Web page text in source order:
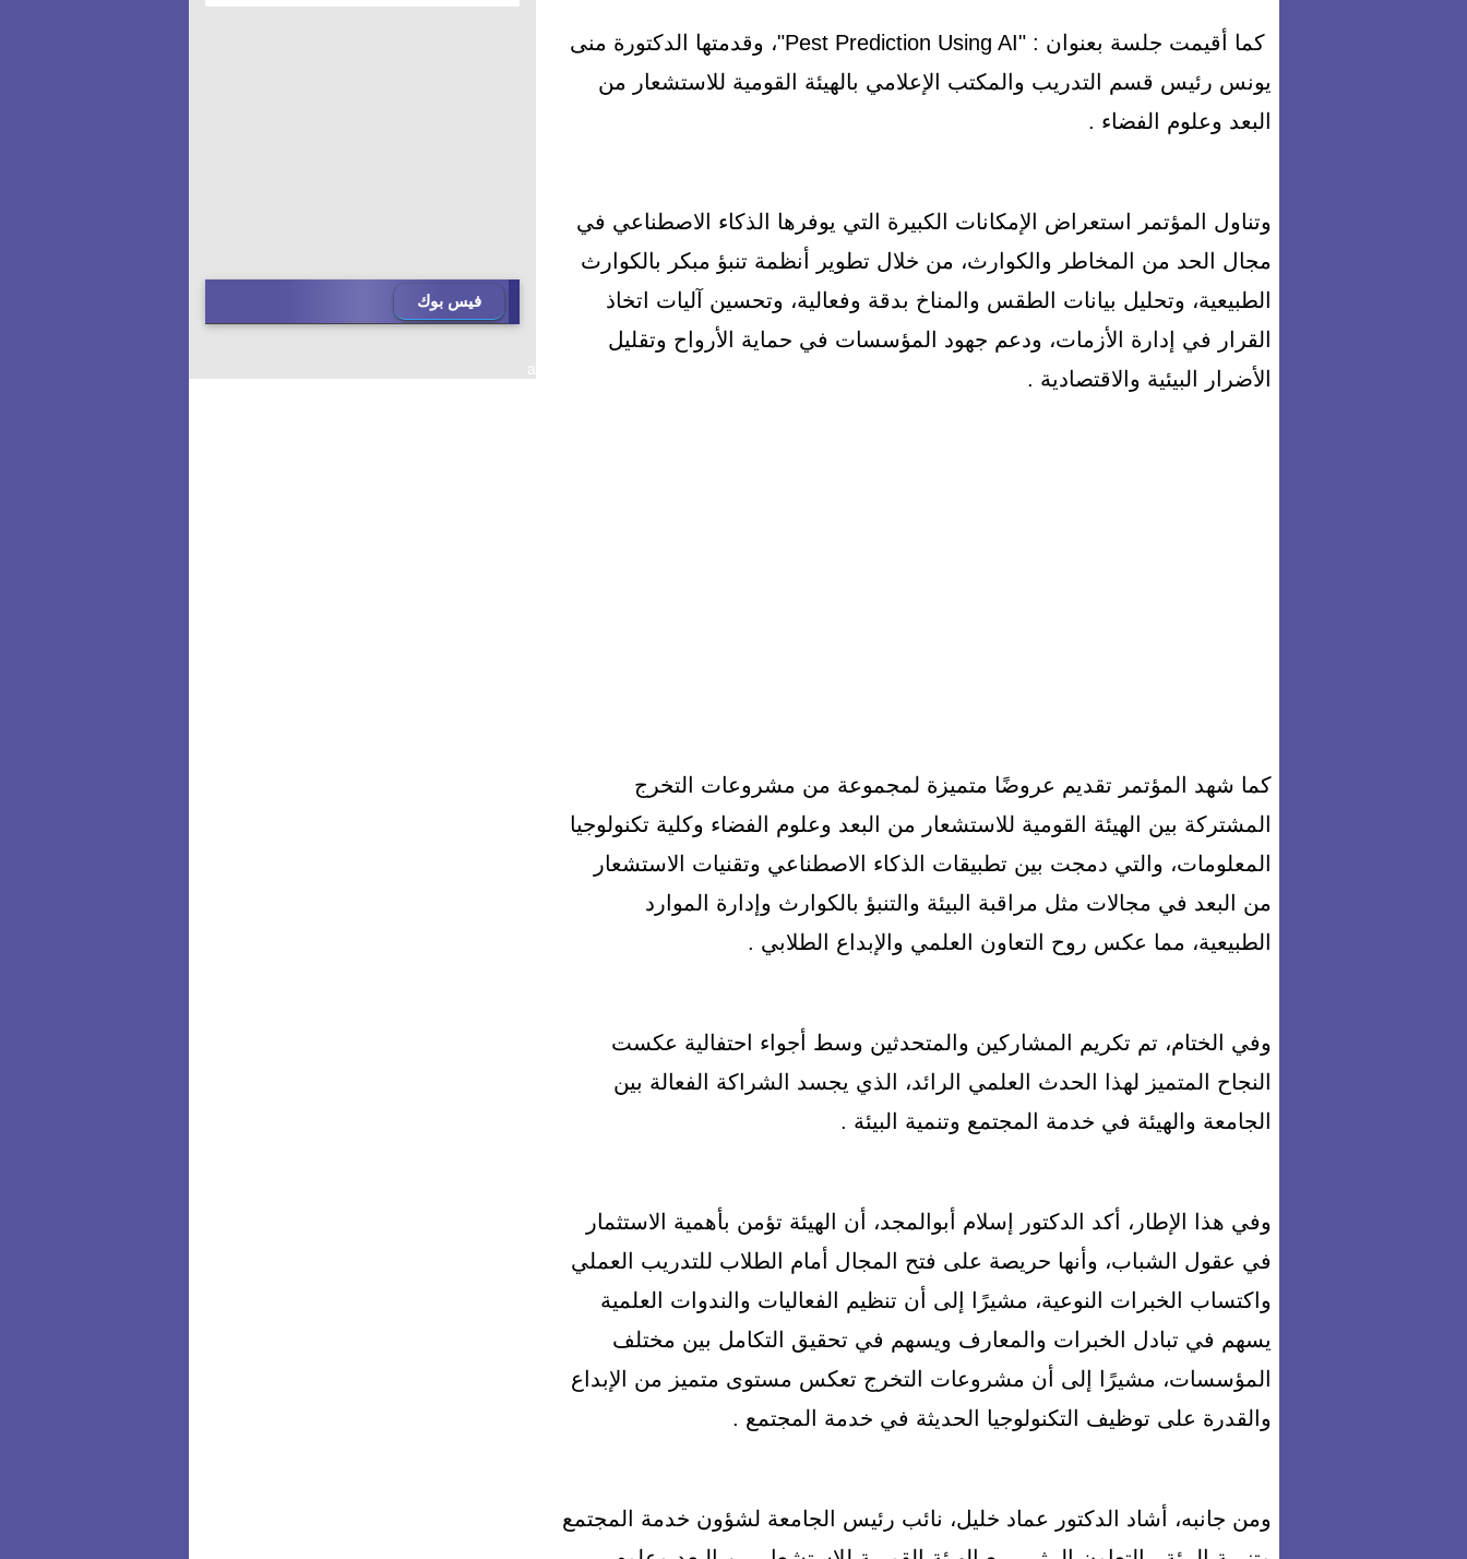
كما أقيمت جلسة بعنوان : "Pest Prediction Using AI"، وقدمتها الدكتورة منى
يونس رئيس قسم التدريب والمكتب الإعلامي بالهيئة القومية للاستشعار من
البعد وعلوم الفضاء .
وتناول المؤتمر استعراض الإمكانات الكبيرة التي يوفرها الذكاء الاصطناعي في
مجال الحد من المخاطر والكوارث، من خلال تطوير أنظمة تنبؤ مبكر بالكوارث
الطبيعية، وتحليل بيانات الطقس والمناخ بدقة وفعالية، وتحسين آليات اتخاذ
القرار في إدارة الأزمات، ودعم جهود المؤسسات في حماية الأرواح وتقليل
الأضرار البيئية والاقتصادية .
كما شهد المؤتمر تقديم عروضًا متميزة لمجموعة من مشروعات التخرج
المشتركة بين الهيئة القومية للاستشعار من البعد وعلوم الفضاء وكلية تكنولوجيا
المعلومات، والتي دمجت بين تطبيقات الذكاء الاصطناعي وتقنيات الاستشعار
من البعد في مجالات مثل مراقبة البيئة والتنبؤ بالكوارث وإدارة الموارد
الطبيعية، مما عكس روح التعاون العلمي والإبداع الطلابي .
وفي الختام، تم تكريم المشاركين والمتحدثين وسط أجواء احتفالية عكست
النجاح المتميز لهذا الحدث العلمي الرائد، الذي يجسد الشراكة الفعالة بين
الجامعة والهيئة في خدمة المجتمع وتنمية البيئة .
وفي هذا الإطار، أكد الدكتور إسلام أبوالمجد، أن الهيئة تؤمن بأهمية الاستثمار
في عقول الشباب، وأنها حريصة على فتح المجال أمام الطلاب للتدريب العملي
واكتساب الخبرات النوعية، مشيرًا إلى أن تنظيم الفعاليات والندوات العلمية
يسهم في تبادل الخبرات والمعارف ويسهم في تحقيق التكامل بين مختلف
المؤسسات، مشيرًا إلى أن مشروعات التخرج تعكس مستوى متميز من الإبداع
والقدرة على توظيف التكنولوجيا الحديثة في خدمة المجتمع .
ومن جانبه، أشاد الدكتور عماد خليل، نائب رئيس الجامعة لشؤون خدمة المجتمع
بالمحافظات
فيس بوك
a